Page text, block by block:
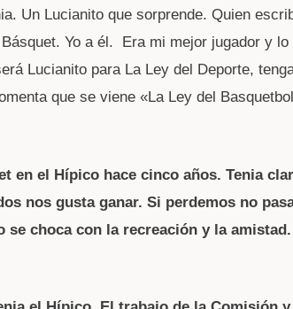
Un Lucianito que sorprende. Quien
Yo a él. Era mi mejor jugador y lo
Lucianito para La Ley del Deporte,
que se viene «La Ley del
en el Hípico hace cinco años. Tenia
nos gusta ganar. Si perdemos no
se choca con la recreación y la